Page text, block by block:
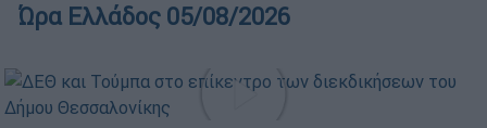
Ώρα Ελλάδος 05/08/2026